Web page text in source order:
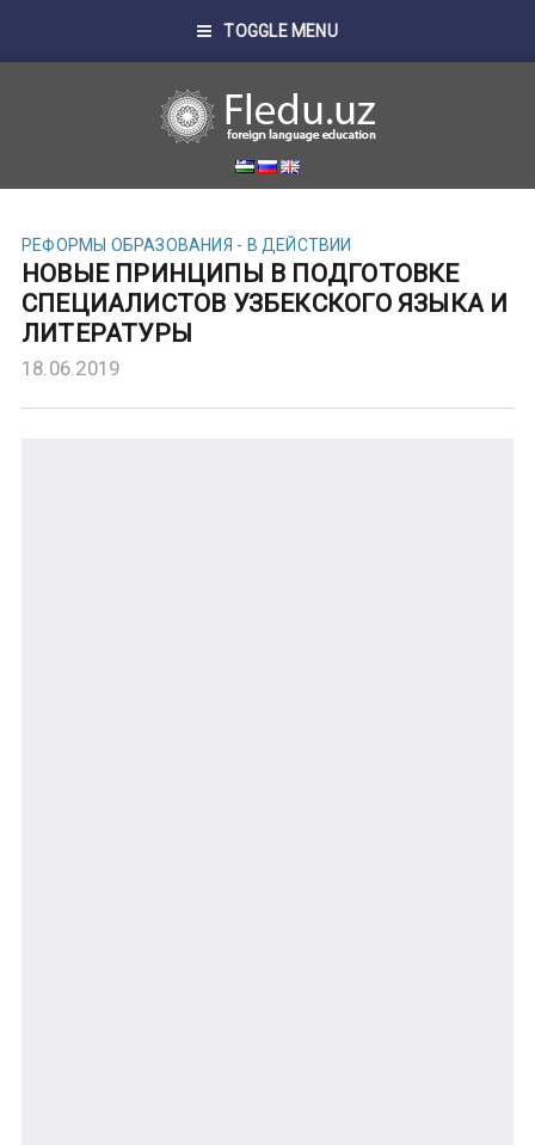
TOGGLE MENU
РЕФОРМЫ ОБРАЗОВАНИЯ - В ДЕЙСТВИИ
НОВЫЕ ПРИНЦИПЫ В ПОДГОТОВКЕ
СПЕЦИАЛИСТОВ УЗБЕКСКОГО ЯЗЫКА И
ЛИТЕРАТУРЫ
18.06.2019